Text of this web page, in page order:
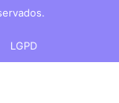
LGPD